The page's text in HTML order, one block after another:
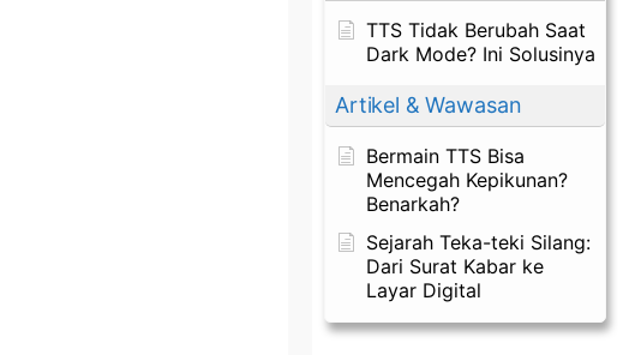
TTS Tidak Berubah Saat
Dark Mode? Ini Solusinya
Artikel & Wawasan
Bermain TTS Bisa
Mencegah Kepikunan?
Benarkah?
Sejarah Teka-teki Silang:
Dari Surat Kabar ke
Layar Digital